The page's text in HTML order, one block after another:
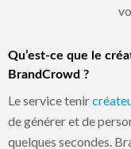
Qu’est-ce que le
BrandCrowd ?
Le service tenir
de générer et de
quelques secondes.